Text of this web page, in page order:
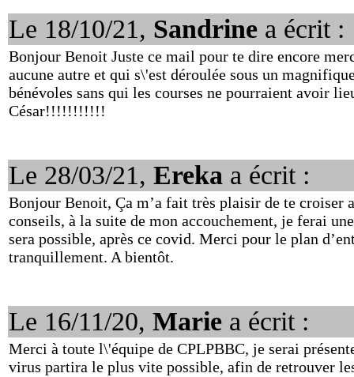
Le 18/10/21, Sandrine a écrit :
Bonjour Benoit Juste ce mail pour te dire encore
aucune autre et qui s\'est déroulée sous un
bénévoles sans qui les courses ne pourraient avoir
César!!!!!!!!!!!
Le 28/03/21, Ereka a écrit :
Bonjour Benoit, Ça m’a fait très plaisir de te croiser
conseils, à la suite de mon accouchement, je ferai
sera possible, après ce covid. Merci pour le plan
tranquillement. A bientôt.
Le 16/11/20, Marie a écrit :
Merci à toute l\'équipe de CPLPBBC, je serai
virus partira le plus vite possible, afin de retrouver